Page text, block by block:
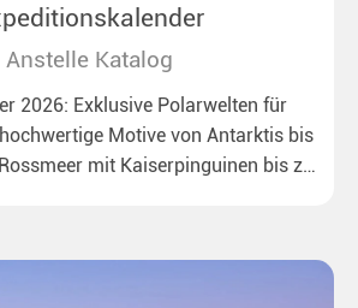
Anstelle Katalog
2026: Exklusive Polarwelten für
Motive von Antarktis bis
mit Kaiserpinguinen bis zu